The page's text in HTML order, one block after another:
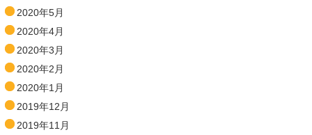
2020年5月
2020年4月
2020年3月
2020年2月
2020年1月
2019年12月
2019年11月